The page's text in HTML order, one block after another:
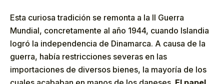
Esta curiosa tradición se remonta a la II Guerra
Mundial, concretamente al año 1944, cuando Islandia
logró la independencia de Dinamarca. A causa de la
guerra, había restricciones severas en las
importaciones de diversos bienes, la mayoría de los